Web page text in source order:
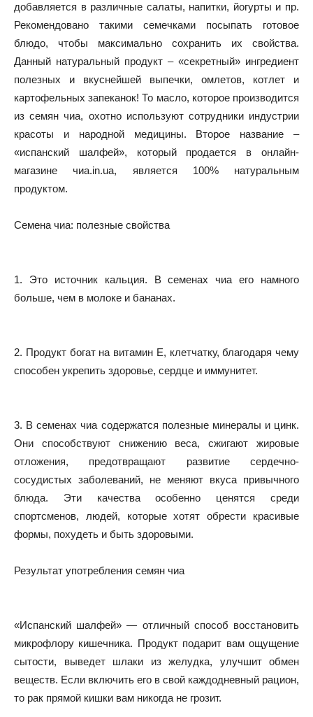
добавляется в различные салаты, напитки, йогурты и пр.
Рекомендовано такими семечками посыпать готовое
блюдо, чтобы максимально сохранить их свойства.
Данный натуральный продукт – «секретный» ингредиент
полезных и вкуснейшей выпечки, омлетов, котлет и
картофельных запеканок! То масло, которое производится
из семян чиа, охотно используют сотрудники индустрии
красоты и народной медицины. Второе название –
«испанский шалфей», который продается в онлайн-
магазине чиа.in.ua, является 100% натуральным
продуктом.
Семена чиа: полезные свойства
1. Это источник кальция. В семенах чиа его намного
больше, чем в молоке и бананах.
2. Продукт богат на витамин Е, клетчатку, благодаря чему
способен укрепить здоровье, сердце и иммунитет.
3. В семенах чиа содержатся полезные минералы и цинк.
Они способствуют снижению веса, сжигают жировые
отложения, предотвращают развитие сердечно-
сосудистых заболеваний, не меняют вкуса привычного
блюда. Эти качества особенно ценятся среди
спортсменов, людей, которые хотят обрести красивые
формы, похудеть и быть здоровыми.
Результат употребления семян чиа
«Испанский шалфей» — отличный способ восстановить
микрофлору кишечника. Продукт подарит вам ощущение
сытости, выведет шлаки из желудка, улучшит обмен
веществ. Если включить его в свой каждодневный рацион,
то рак прямой кишки вам никогда не грозит.